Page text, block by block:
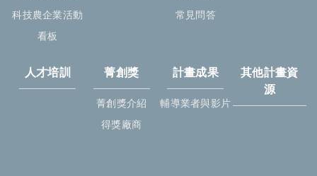
科技農企業活動
看板
常見問答
人才培訓 菁創獎
菁創獎介紹
得獎廠商
計畫成果
輔導業者與影片
其他計畫資
源